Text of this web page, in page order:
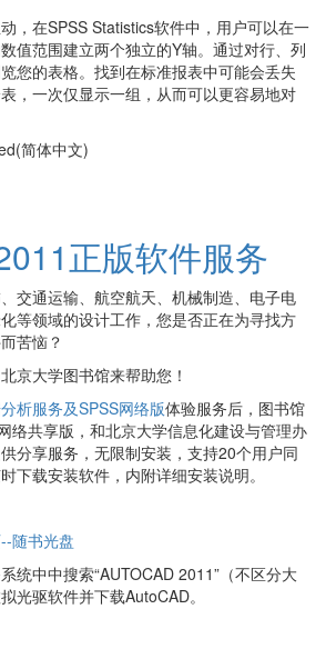
，在SPSS Statistics软件中，用户可以在一
值范围建立两个独立的Y轴。通过对行、列
您的表格。找到在标准报表中可能会丢失
，一次仅显示一组，从而可以更容易地对
简体中文)
正版软件服务
交通运输、航空航天、机械制造、电子电
等领域的设计工作，您是否正在为寻找方
苦恼？
京大学图书馆来帮助您！
析服务及SPSS网络版体验服务后，图书馆
络共享版，和北京大学信息化建设与管理办
分享服务，无限制安装，支持20个用户同
下载安装软件，内附详细安装说明。
随书光盘
统中中搜索“AUTOCAD 2011”（不区分大
光驱软件并下载AutoCAD。